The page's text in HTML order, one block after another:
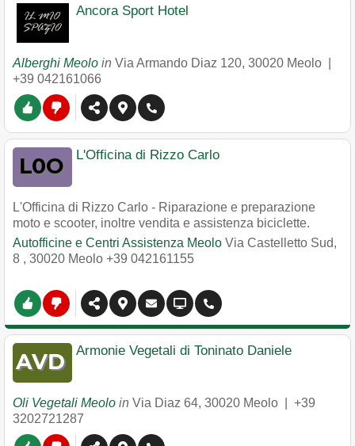
Ancora Sport Hotel
Alberghi Meolo in Via Armando Diaz 120, 30020 Meolo
+39 042161066
L'Officina di Rizzo Carlo
L'Officina di Rizzo Carlo - Riparazione e preparazione
moto e scooter, inoltre vendita e assistenza biciclette.
Autofficine e Centri Assistenza Meolo Via Castelletto Sud,
8 , 30020 Meolo +39 042161155
Armonie Vegetali di Toninato Daniele
Oli Vegetali Meolo in Via Diaz 64, 30020 Meolo
+39
3202721287